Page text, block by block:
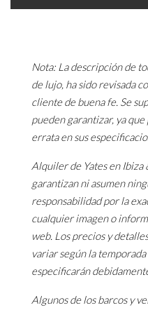
Nota: La descripción de
de lujo, ha sido revisada
cliente de buena fe. Se
pueden garantizar, ya
errata en sus
Alquiler de Yates en Ibiza
garantizan ni asumen
responsabilidad por la
cualquier imagen o
web. Los precios y
variar según la
especificarán
Algunos de los barcos y